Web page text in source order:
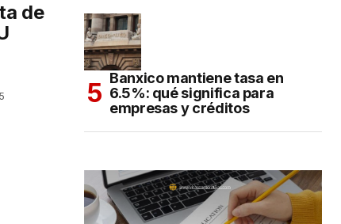
de
Banxico mantiene tasa en
6.5%: qué significa para
empresas y créditos